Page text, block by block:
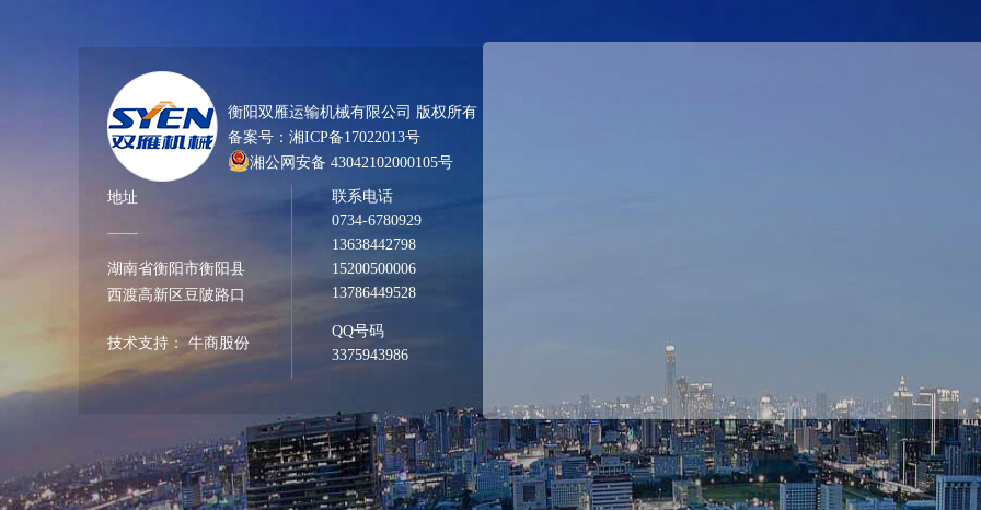
衡阳双雁运输机械有限公司 版权所有
备案号： 湘ICP备17022013号
湘公网安备 43042102000105号
地址
湖南省衡阳市衡阳县
西渡高新区豆陂路口
技术支持： 牛商股份
联系电话
0734-6780929
13638442798
15200500006
13786449528
QQ号码
3375943986